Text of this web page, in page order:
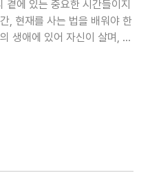
에 있는 중요한 시간들이지
, 현재를 사는 법을 배워야 한
생애에 있어 자신이 살며, 느